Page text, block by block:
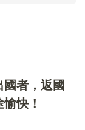
者，返國
快！